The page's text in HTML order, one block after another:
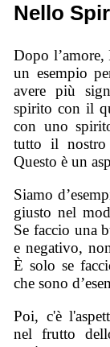
Nello
Dopo l’amore,
un esempio
avere più
spirito con il
con uno
tutto il nostro
Questo è un
Siamo
giusto nel
Se faccio una
e negativo,
È solo se
che sono
Poi, c'è
nel frutto